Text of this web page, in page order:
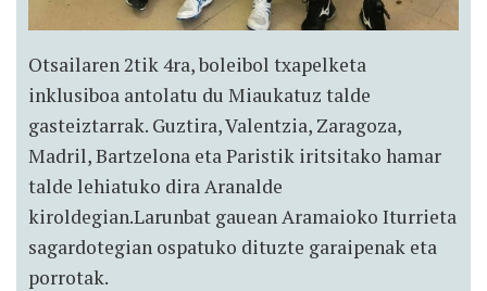
Otsailaren 2tik 4ra, boleibol txapelketa
inklusiboa antolatu du Miaukatuz talde
gasteiztarrak. Guztira, Valentzia, Zaragoza,
Madril, Bartzelona eta Paristik iritsitako hamar
talde lehiatuko dira Aranalde
kiroldegian.Larunbat gauean Aramaioko Iturrieta
sagardotegian ospatuko dituzte garaipenak eta
porrotak.